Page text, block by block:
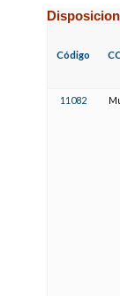
Código
11082